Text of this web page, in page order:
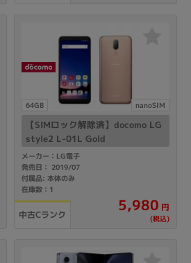
64GB nanoSIM
【SIMロック解除済】docomo LG
style2 L-01L Gold
メーカー：LG電子
発売日： 2019/07
付属品: 本体のみ
在庫数：1
中古Cランク
5,980 円
(税込)